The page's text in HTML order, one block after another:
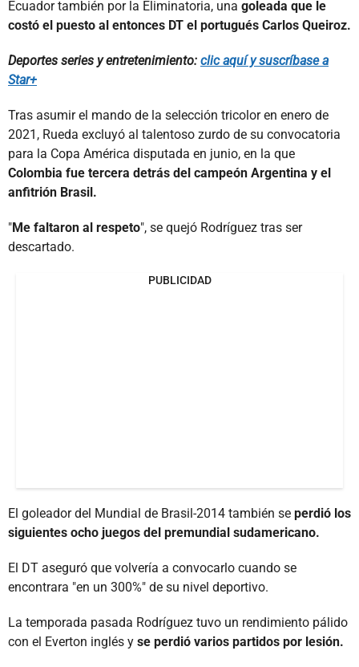
Ecuador también por la Eliminatoria, una goleada que le
costó el puesto al entonces DT el portugués Carlos Queiroz.
Deportes series y entretenimiento: clic aquí y suscríbase a
Star+
Tras asumir el mando de la selección tricolor en enero de
2021, Rueda excluyó al talentoso zurdo de su convocatoria
para la Copa América disputada en junio, en la que
Colombia fue tercera detrás del campeón Argentina y el
anfitrión Brasil.
"Me faltaron al respeto", se quejó Rodríguez tras ser
descartado.
PUBLICIDAD
El goleador del Mundial de Brasil-2014 también se perdió los
siguientes ocho juegos del premundial sudamericano.
El DT aseguró que volvería a convocarlo cuando se
encontrara "en un 300%" de su nivel deportivo.
La temporada pasada Rodríguez tuvo un rendimiento pálido
con el Everton inglés y se perdió varios partidos por lesión.